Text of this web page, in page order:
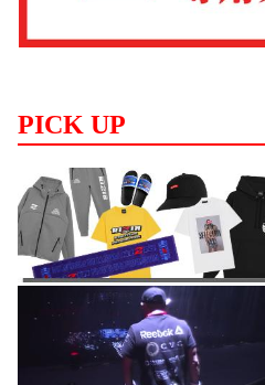
PICK UP